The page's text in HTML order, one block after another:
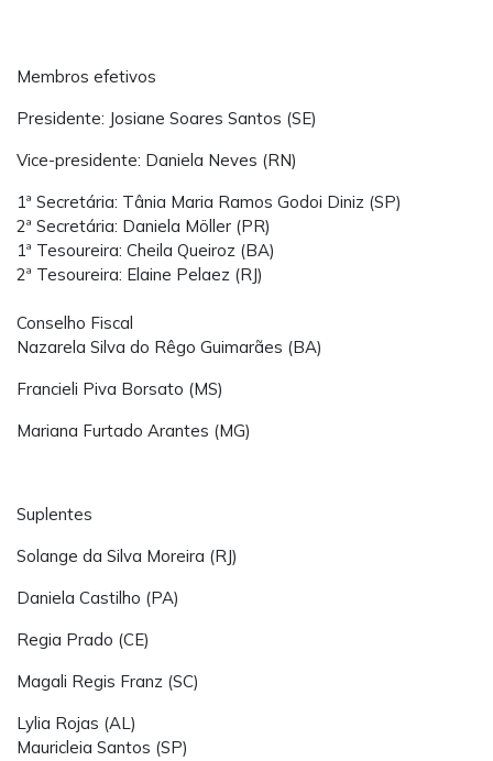
Membros efetivos
Presidente: Josiane Soares Santos (SE)
Vice-presidente: Daniela Neves (RN)
1ª Secretária: Tânia Maria Ramos Godoi Diniz (SP)
2ª Secretária: Daniela Möller (PR)
1ª Tesoureira: Cheila Queiroz (BA)
2ª Tesoureira: Elaine Pelaez (RJ)
Conselho Fiscal
Nazarela Silva do Rêgo Guimarães (BA)
Francieli Piva Borsato (MS)
Mariana Furtado Arantes (MG)
Suplentes
Solange da Silva Moreira (RJ)
Daniela Castilho (PA)
Regia Prado (CE)
Magali Regis Franz (SC)
Lylia Rojas (AL)
Mauricleia Santos (SP)